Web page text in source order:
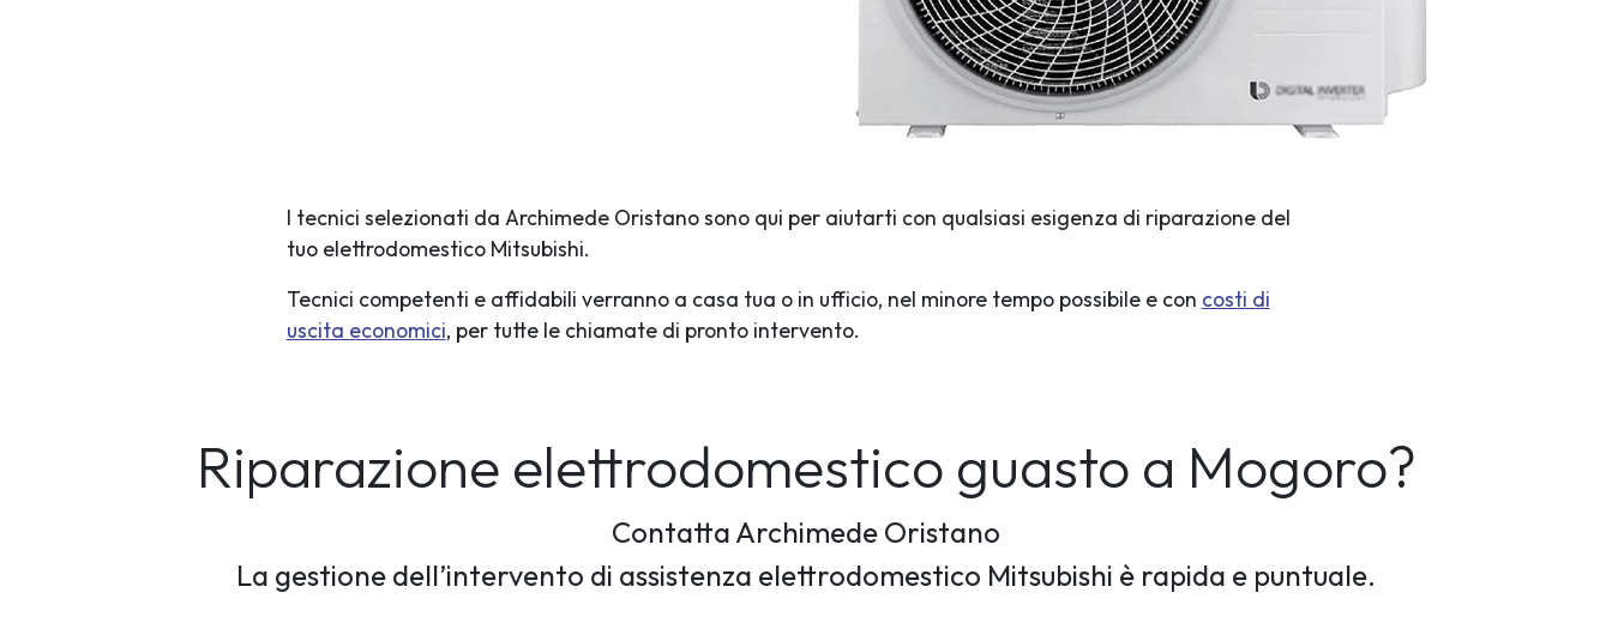
I tecnici selezionati da Archimede Oristano sono qui per aiutarti con qualsiasi esigenza di riparazione del
tuo elettrodomestico Mitsubishi.
Tecnici competenti e affidabili verranno a casa tua o in ufficio, nel minore tempo possibile e con costi di
uscita economici, per tutte le chiamate di pronto intervento.
Riparazione elettrodomestico guasto a Mogoro?
Contatta Archimede Oristano
La gestione dell’intervento di assistenza elettrodomestico Mitsubishi è rapida e puntuale.